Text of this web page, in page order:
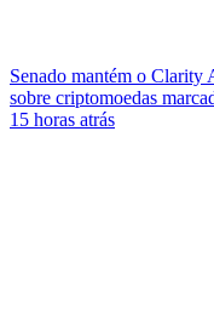
Senado mantém o Clarity
sobre criptomoedas
15 horas atrás